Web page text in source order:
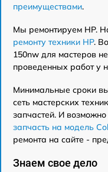
преимуществами.
Мы ремонтируем HP.
ремонту техники HP.
150nw для мастеров
проведенных работ у
Минимальные сроки
сеть мастерских
запчастей. И
запчасть на модель
ремонта на сайте -
Знаем свое дело